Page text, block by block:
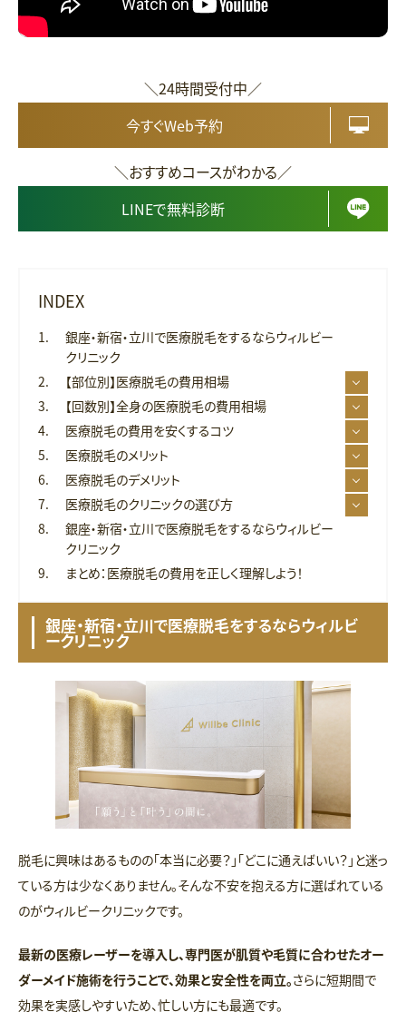
＼24時間受付中／
今すぐWeb予約
＼おすすめコースがわかる／
LINEで無料診断
INDEX
銀座・新宿・立川で医療脱毛をするならウィルビー
クリニック
【部位別】医療脱毛の費用相場
【回数別】全身の医療脱毛の費用相場
医療脱毛の費用を安くするコツ
医療脱毛のメリット
医療脱毛のデメリット
医療脱毛のクリニックの選び方
銀座・新宿・立川で医療脱毛をするならウィルビー
クリニック
まとめ：医療脱毛の費用を正しく理解しよう！
銀座・新宿・立川で医療脱毛をするならウィルビ
ークリニック
脱毛に興味はあるものの「本当に必要？」「どこに通えばいい？」と迷っ
ている方は少なくありません。そんな不安を抱える方に選ばれている
のがウィルビークリニックです。
最新の医療レーザーを導入し、専門医が肌質や毛質に合わせたオー
ダーメイド施術を行うことで、効果と安全性を両立。さらに短期間で
効果を実感しやすいため、忙しい方にも最適です。